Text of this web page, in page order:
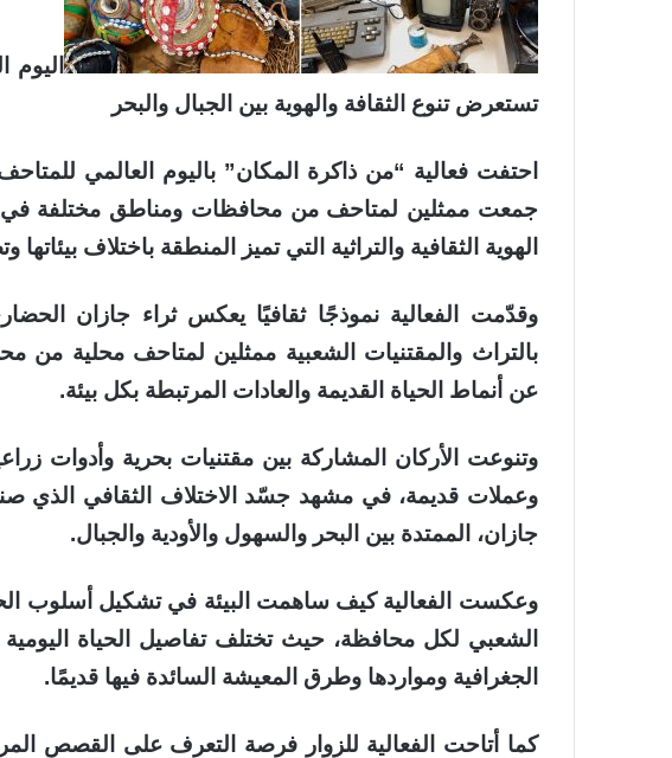
تستعرض تنوع الثقافة والهوية بين الجبال والبحر
احتفت فعالية “من ذاكرة المكان” باليوم العالمي
جمعت ممثلين لمتاحف من محافظات ومناطق مختلفة في
الهوية الثقافية والتراثية التي تميز المنطقة باختلاف بيئاتها
وقدّمت الفعالية نموذجًا ثقافيًا يعكس ثراء جازان
بالتراث والمقتنيات الشعبية ممثلين لمتاحف محلية من
عن أنماط الحياة القديمة والعادات المرتبطة بكل بيئة.
وتنوعت الأركان المشاركة بين مقتنيات بحرية وأدوات
وعملات قديمة، في مشهد جسّد الاختلاف الثقافي الذي
جازان، الممتدة بين البحر والسهول والأودية والجبال.
وعكست الفعالية كيف ساهمت البيئة في تشكيل أسلوب
الشعبي لكل محافظة، حيث تختلف تفاصيل الحياة
الجغرافية ومواردها وطرق المعيشة السائدة فيها قديمًا.
كما أتاحت الفعالية للزوار فرصة التعرف على القصص